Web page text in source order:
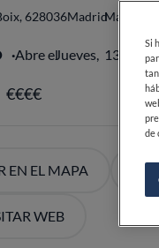
628036MadridMadrid
Abre elJueves, 13:30-
EN EL MAPA
WEB
Si
de